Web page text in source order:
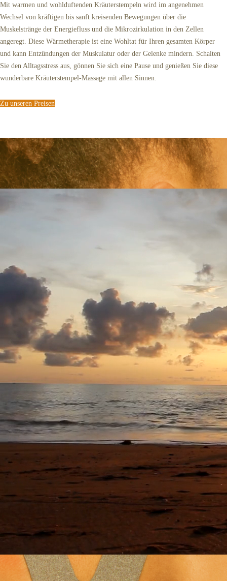
Mit warmen und wohlduftenden Kräuterstempeln wird im angenehmen
Wechsel von kräftigen bis sanft kreisenden Bewegungen über die
Muskelstränge der Energiefluss und die Mikrozirkulation in den Zellen
angeregt. Diese Wärmetherapie ist eine Wohltat für Ihren gesamten Körper
und kann Entzündungen der Muskulatur oder der Gelenke mindern. Schalten
Sie den Alltagsstress aus, gönnen Sie sich eine Pause und genießen Sie diese
wunderbare Kräuterstempel-Massage mit allen Sinnen.
Zu unseren Preisen